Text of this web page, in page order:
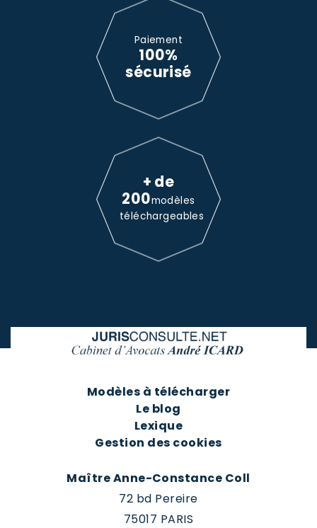
Paiement
100%
sécurisé
+ de
200modèles
téléchargeables
Modèles à télécharger
Le blog
Lexique
Gestion des cookies
Maître Anne-Constance Coll
72 bd Pereire
75017 PARIS